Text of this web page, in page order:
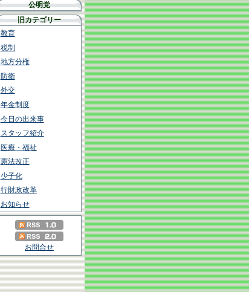
公明党
旧カテゴリー
教育
税制
地方分権
防衛
外交
年金制度
今日の出来事
スタッフ紹介
医療・福祉
憲法改正
少子化
行財政改革
お知らせ
お問合せ